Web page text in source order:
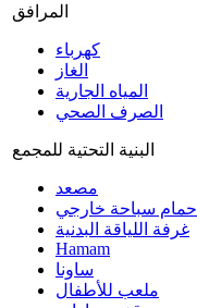
المرافق
كهرباء
الغاز
المياه الجارية
الصرف الصحي
البنية التحتية للمجمع
مصعد
حمام سباحة خارجي
غرفة اللياقة البدنية
Hamam
ساونا
ملعب للأطفال